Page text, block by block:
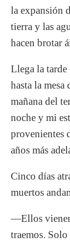
la expansión
tierra y las
hacen brotar
Llega la
hasta la mesa
mañana del
noche y mi
provenientes
años más
Cinco días
muertos
―Ellos
traemos. Solo